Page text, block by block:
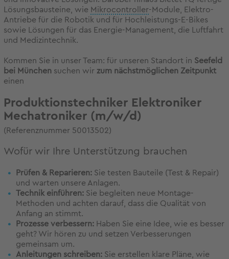
Lösungsbausteine, wie Mikrocontroller-Module, Elektro-
Antriebe für die Robotik und für Hochleistungs-E-Bikes
sowie Lösungen für das Energie-Management, die Luftfahrt
und Medizintechnik.
Kommen Sie in unser Team: für unseren Standort in Seefeld
bei München suchen wir zum nächstmöglichen Zeitpunkt
einen
Produktionstechniker Elektroniker
Mechatroniker (m/w/d)
(Referenznummer 50013502)
Wofür wir Ihre Unterstützung brauchen
Prüfen & Reparieren: Sie testen Bauteile (Test & Repair)
und warten unsere Anlagen.
Technik einführen: Sie begleiten neue Montage-
Methoden und achten darauf, dass die Qualität von
Anfang an stimmt.
Prozesse verbessern: Haben Sie eine Idee, wie es besser
geht? Wir hören zu und setzen Verbesserungen
gemeinsam um.
Anleitungen schreiben: Sie erstellen klare Pläne, wie